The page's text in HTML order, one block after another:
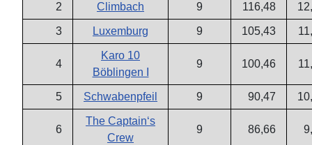
2 Climbach 9 116,48
3 Luxemburg 9 105,43
4
Karo 10
Böblingen I
9 100,46
5 Schwabenpfeil 9 90,47
6
The Captain‘s
Crew
9 86,66